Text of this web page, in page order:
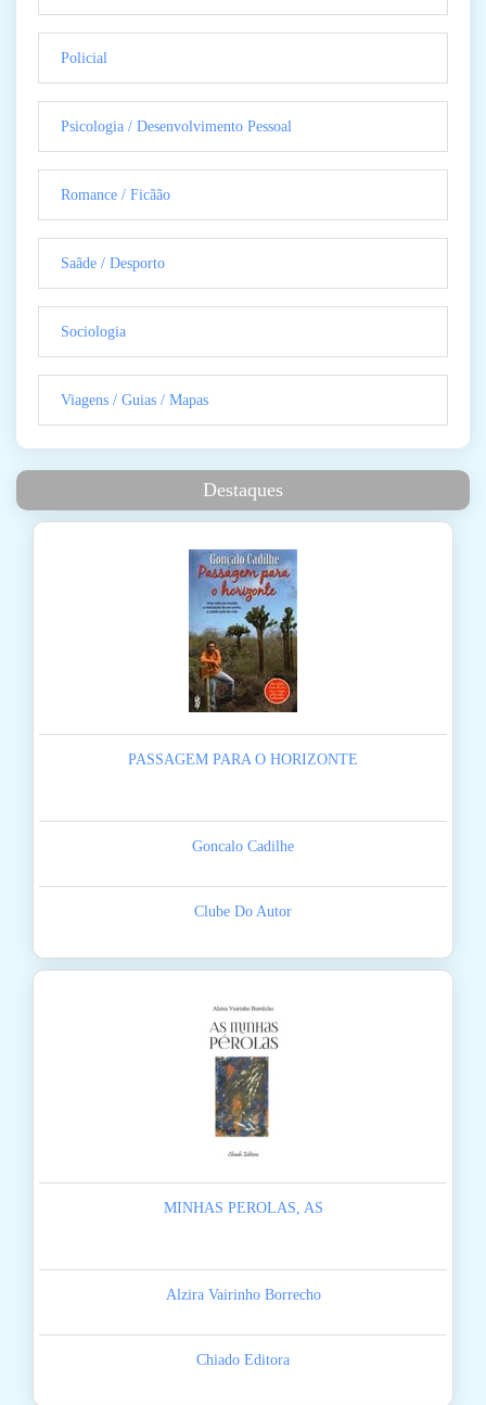
Policial
Psicologia / Desenvolvimento Pessoal
Romance / Ficãão
Saãde / Desporto
Sociologia
Viagens / Guias / Mapas
Destaques
PASSAGEM PARA O HORIZONTE
Goncalo Cadilhe
Clube Do Autor
MINHAS PEROLAS, AS
Alzira Vairinho Borrecho
Chiado Editora